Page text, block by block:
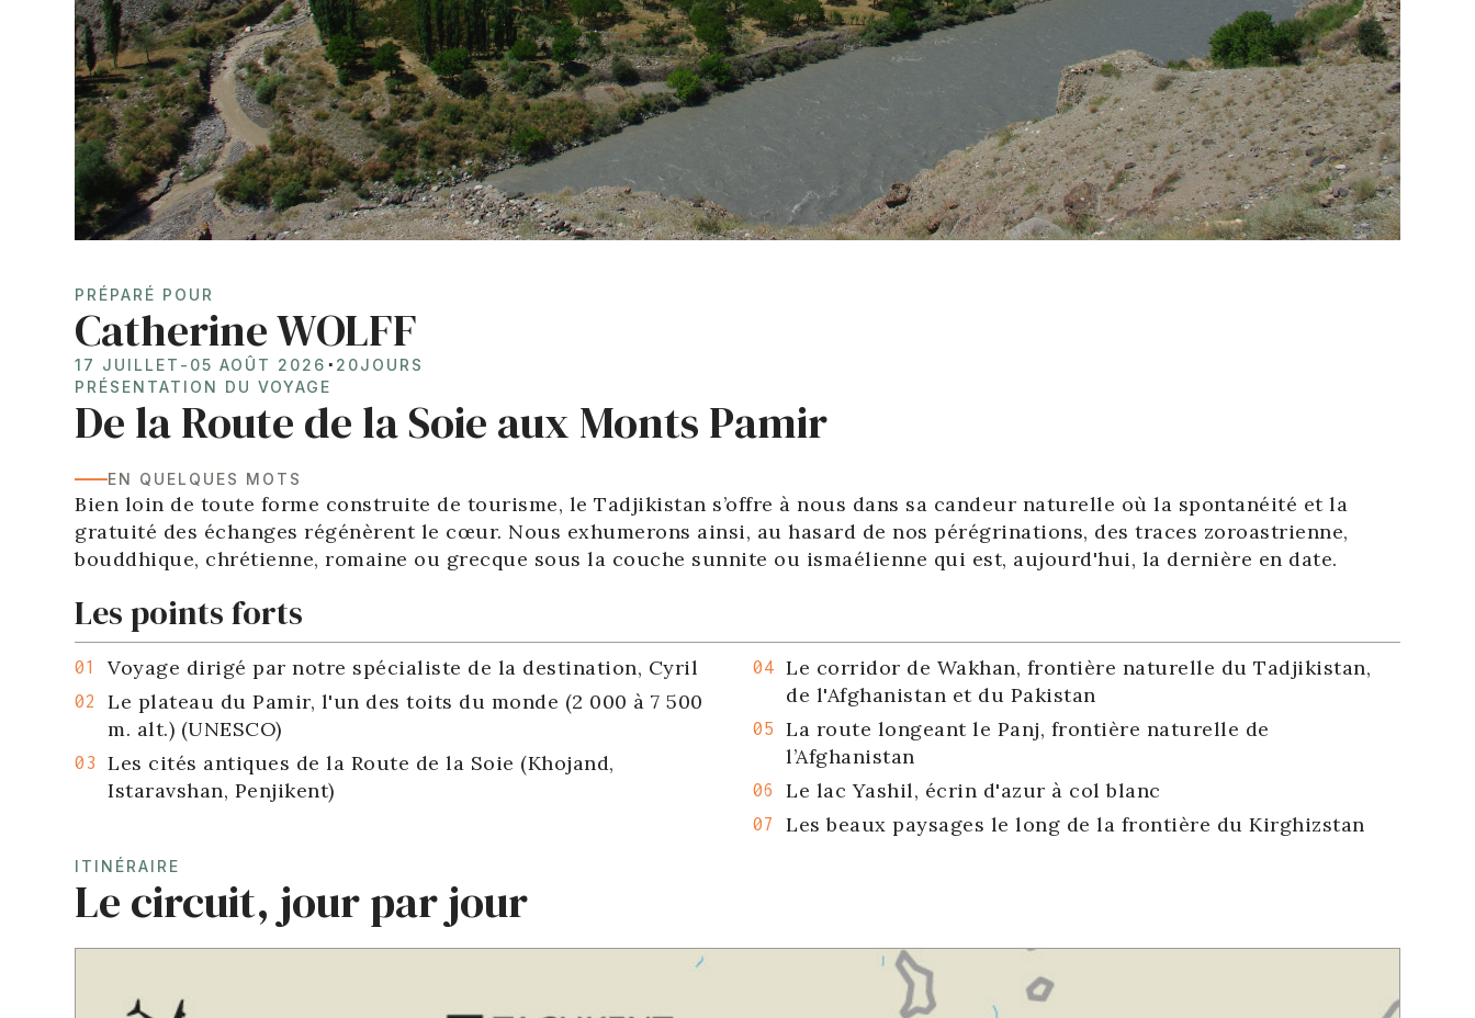
PRÉPARÉ POUR
Catherine WOLFF
17 JUILLET - 05 AOÛT 2026 ⋅ 20JOURS
PRÉSENTATION DU VOYAGE
De la Route de la Soie aux Monts Pamir
EN QUELQUES MOTS
Bien loin de toute forme construite de tourisme, le Tadjikistan s’offre à nous dans sa candeur naturelle où la spontanéité et la
gratuité des échanges régénèrent le cœur. Nous exhumerons ainsi, au hasard de nos pérégrinations, des traces zoroastrienne,
bouddhique, chrétienne, romaine ou grecque sous la couche sunnite ou ismaélienne qui est, aujourd'hui, la dernière en date.
Les points forts
Voyage dirigé par notre spécialiste de la destination, Cyril
Le plateau du Pamir, l'un des toits du monde (2 000 à 7 500
m. alt.) (UNESCO)
Les cités antiques de la Route de la Soie (Khojand,
Istaravshan, Penjikent)
Le corridor de Wakhan, frontière naturelle du Tadjikistan,
de l'Afghanistan et du Pakistan
La route longeant le Panj, frontière naturelle de
l’Afghanistan
Le lac Yashil, écrin d'azur à col blanc
Les beaux paysages le long de la frontière du Kirghizstan
ITINÉRAIRE
Le circuit, jour par jour